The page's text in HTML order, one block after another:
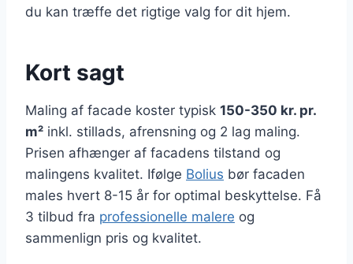
du kan træffe det rigtige valg for dit hjem.
Kort sagt
Maling af facade koster typisk 150-350 kr. pr.
m² inkl. stillads, afrensning og 2 lag maling.
Prisen afhænger af facadens tilstand og
malingens kvalitet. Ifølge Bolius bør facaden
males hvert 8-15 år for optimal beskyttelse. Få
3 tilbud fra professionelle malere og
sammenlign pris og kvalitet.